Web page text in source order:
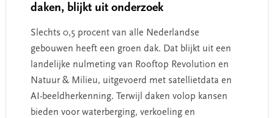
daken, blijkt uit onderzoek
Slechts 0,5 procent van alle Nederlandse
gebouwen heeft een groen dak. Dat blijkt uit een
landelijke nulmeting van Rooftop Revolution en
Natuur & Milieu, uitgevoerd met satellietdata en
AI-beeldherkenning. Terwijl daken volop kansen
bieden voor waterberging, verkoeling en